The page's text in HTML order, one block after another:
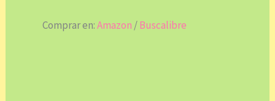
Comprar en:Amazon /Buscalibre